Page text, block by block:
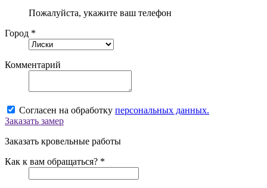
Пожалуйста, укажите ваш телефон
Город *
Комментарий
Согласен на обработку персональных данных.
Заказать замер
Заказать кровельные работы
Как к вам обращаться? *